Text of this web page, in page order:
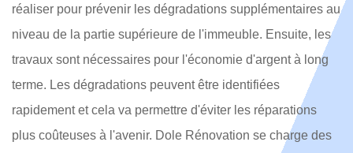
réaliser pour prévenir les dégradations supplémentaires au
niveau de la partie supérieure de l'immeuble. Ensuite, les
travaux sont nécessaires pour l'économie d'argent à long
terme. Les dégradations peuvent être identifiées
rapidement et cela va permettre d'éviter les réparations
plus coûteuses à l'avenir. Dole Rénovation se charge des